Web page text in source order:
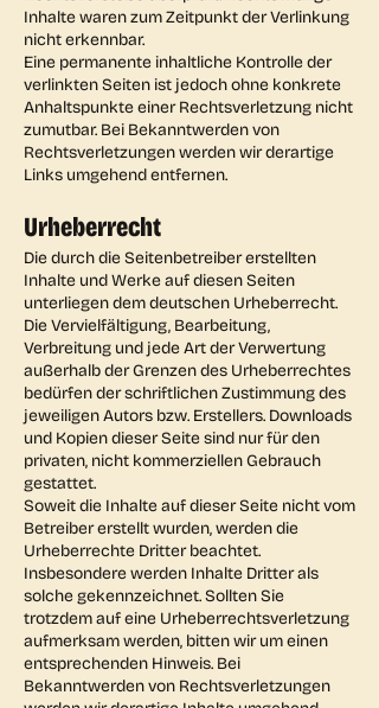
Inhalte waren zum Zeitpunkt der Verlinkung
nicht erkennbar.
Eine permanente inhaltliche Kontrolle der
verlinkten Seiten ist jedoch ohne konkrete
Anhaltspunkte einer Rechtsverletzung nicht
zumutbar. Bei Bekanntwerden von
Rechtsverletzungen werden wir derartige
Links umgehend entfernen.
Urheberrecht
Die durch die Seitenbetreiber erstellten
Inhalte und Werke auf diesen Seiten
unterliegen dem deutschen Urheberrecht.
Die Vervielfältigung, Bearbeitung,
Verbreitung und jede Art der Verwertung
außerhalb der Grenzen des Urheberrechtes
bedürfen der schriftlichen Zustimmung des
jeweiligen Autors bzw. Erstellers. Downloads
und Kopien dieser Seite sind nur für den
privaten, nicht kommerziellen Gebrauch
gestattet.
Soweit die Inhalte auf dieser Seite nicht vom
Betreiber erstellt wurden, werden die
Urheberrechte Dritter beachtet.
Insbesondere werden Inhalte Dritter als
solche gekennzeichnet. Sollten Sie
trotzdem auf eine Urheberrechtsverletzung
aufmerksam werden, bitten wir um einen
entsprechenden Hinweis. Bei
Bekanntwerden von Rechtsverletzungen